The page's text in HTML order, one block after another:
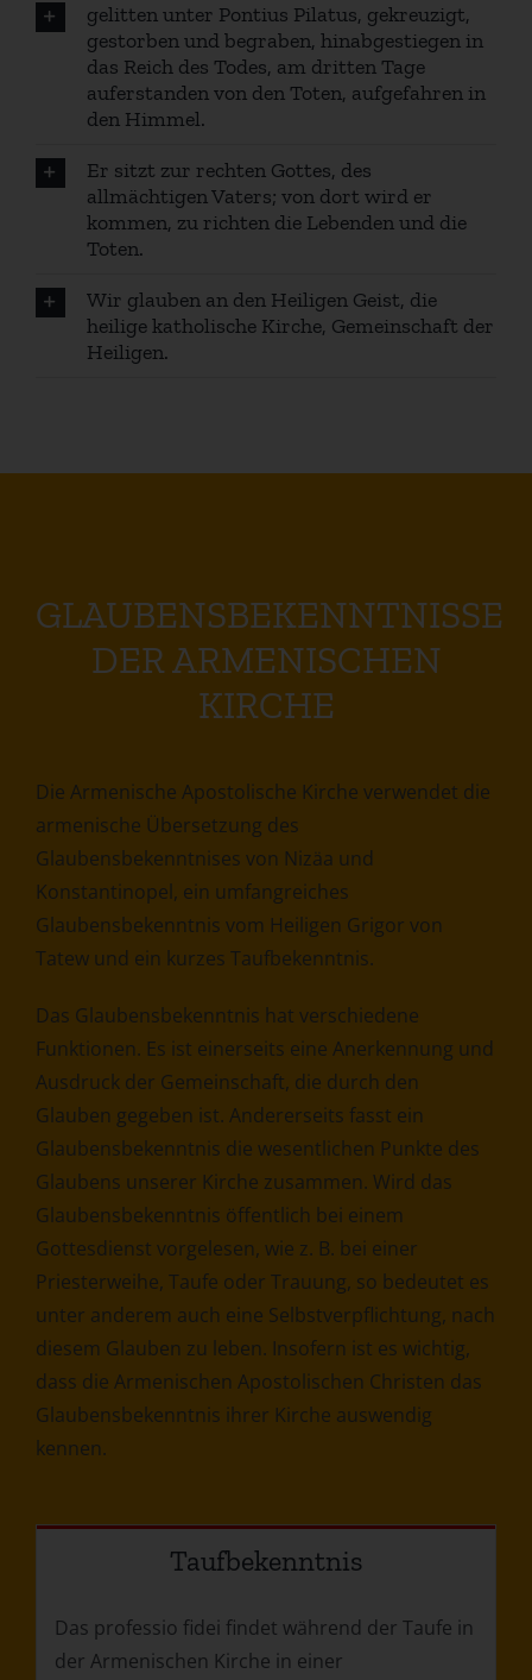
gelitten unter Pontius Pilatus, gekreuzigt,
gestorben und begraben, hinabgestiegen in
das Reich des Todes, am dritten Tage
auferstanden von den Toten, aufgefahren in
den Himmel.
Er sitzt zur rechten Gottes, des
allmächtigen Vaters; von dort wird er
kommen, zu richten die Lebenden und die
Toten.
Wir glauben an den Heiligen Geist, die
heilige katholische Kirche, Gemeinschaft der
Heiligen.
GLAUBENSBEKENNTNISSE
DER ARMENISCHEN
KIRCHE
Die Armenische Apostolische Kirche verwendet die
armenische Übersetzung des
Glaubensbekenntnises von Nizäa und
Konstantinopel, ein umfangreiches
Glaubensbekenntnis vom Heiligen Grigor von
Tatew und ein kurzes Taufbekenntnis.
Das Glaubensbekenntnis hat verschiedene
Funktionen. Es ist einerseits eine Anerkennung und
Ausdruck der Gemeinschaft, die durch den
Glauben gegeben ist. Andererseits fasst ein
Glaubensbekenntnis die wesentlichen Punkte des
Glaubens unserer Kirche zusammen. Wird das
Glaubensbekenntnis öffentlich bei einem
Gottesdienst vorgelesen, wie z. B. bei einer
Priesterweihe, Taufe oder Trauung, so bedeutet es
unter anderem auch eine Selbstverpflichtung, nach
diesem Glauben zu leben. Insofern ist es wichtig,
dass die Armenischen Apostolischen Christen das
Glaubensbekenntnis ihrer Kirche auswendig
kennen.
Taufbekenntnis
Das professio fidei findet während der Taufe in
der Armenischen Kirche in einer